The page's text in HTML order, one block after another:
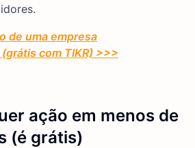
de uma empresa
com TIKR) >>>
ação em menos de
(é grátis)